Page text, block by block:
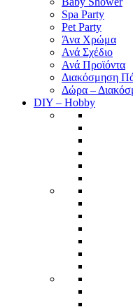
Spa Party
Pet Party
Άνα Χρώμα
Ανά Σχέδιο
Ανά Προϊόντα
Διακόσμηση
Δώρα –
DIY – Hobby